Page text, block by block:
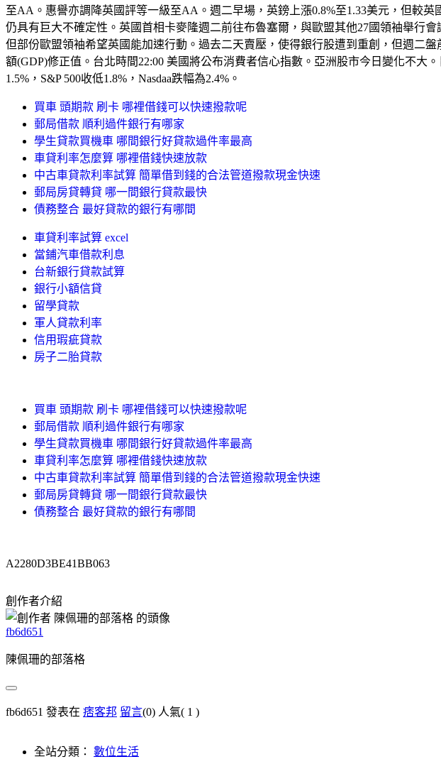
至AA。惠譽亦調降英國評等一級至AA。週二早場，英鎊上漲0.8%至1.33美元，但較
仍具有巨大不確定性。英國首相卡麥隆週二前往布魯塞爾，與歐盟其他27國領袖舉行
但部份歐盟領袖希望英國能加速行動。過去二天賣壓，使得銀行股遭到重創，但週二
額(GDP)修正值。台北時間22:00 美國將公布消費者信心指數。亞洲股市今日變化不大
1.5%，S&P 500收低1.8%，Nasdaa跌幅為2.4%。
買車 頭期款 刷卡 哪裡借錢可以快速撥款呢
郵局借款 順利過件銀行有哪家
學生貸款買機車 哪間銀行好貸款過件率最高
車貸利率怎麼算 哪裡借錢快速放款
中古車貸款利率試算 簡單借到錢的合法管道撥款現金快速
郵局房貸轉貸 哪一間銀行貸款最快
債務整合 最好貸款的銀行有哪間
車貸利率試算 excel
當鋪汽車借款利息
台新銀行貸款試算
銀行小額信貸
留學貸款
軍人貸款利率
信用瑕疵貸款
房子二胎貸款
買車 頭期款 刷卡 哪裡借錢可以快速撥款呢
郵局借款 順利過件銀行有哪家
學生貸款買機車 哪間銀行好貸款過件率最高
車貸利率怎麼算 哪裡借錢快速放款
中古車貸款利率試算 簡單借到錢的合法管道撥款現金快速
郵局房貸轉貸 哪一間銀行貸款最快
債務整合 最好貸款的銀行有哪間
A2280D3BE41BB063
創作者介紹
fb6d651
陳佩珊的部落格
fb6d651 發表在 痞客邦 留言(0) 人氣( 1 )
全站分類： 數位生活